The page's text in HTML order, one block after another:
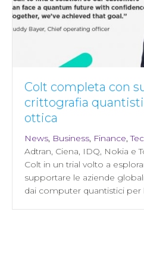
Colt completa con
crittografia
ottica
News, Business, Finance,
Adtran, Ciena, IDQ, Nokia e
Colt in un trial volto a
supportare le aziende
dai computer quantistici per